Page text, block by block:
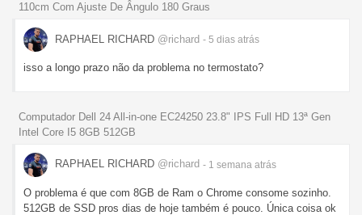
110cm Com Ajuste De Ângulo 180 Graus
RAPHAEL RICHARD @richard - 5 dias atrás
isso a longo prazo não da problema no termostato?
Computador Dell 24 All-in-one EC24250 23.8" IPS Full HD 13ª Gen
Intel Core I5 8GB 512GB
RAPHAEL RICHARD @richard - 1 semana atrás
O problema é que com 8GB de Ram o Chrome consome sozinho.
512GB de SSD pros dias de hoje também é pouco. Única coisa ok